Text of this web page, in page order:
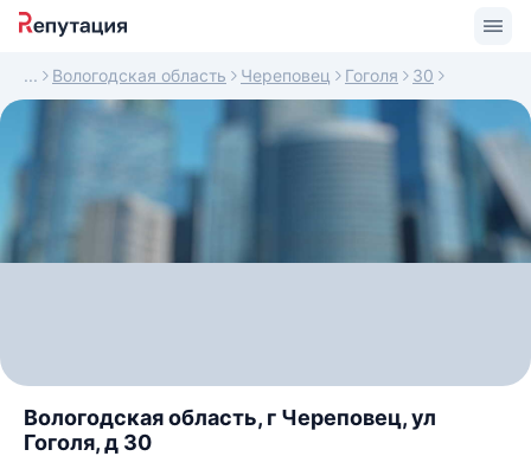
Вологодская область Череповец Гоголя 30
Вологодская область, г Череповец, ул
Гоголя, д 30